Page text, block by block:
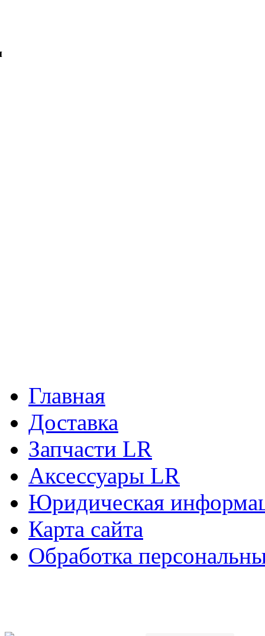
Главная
Доставка
Запчасти LR
Аксессуары LR
Юридическая
Карта сайта
Обработка